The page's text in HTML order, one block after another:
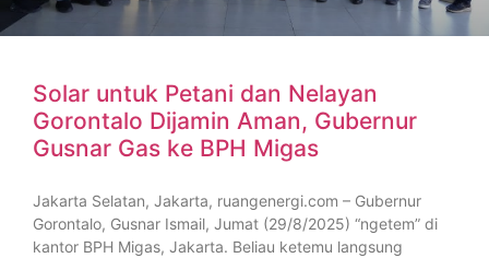
Solar untuk Petani dan Nelayan
Gorontalo Dijamin Aman, Gubernur
Gusnar Gas ke BPH Migas
Jakarta Selatan, Jakarta, ruangenergi.com – Gubernur
Gorontalo, Gusnar Ismail, Jumat (29/8/2025) “ngetem” di
kantor BPH Migas, Jakarta. Beliau ketemu langsung